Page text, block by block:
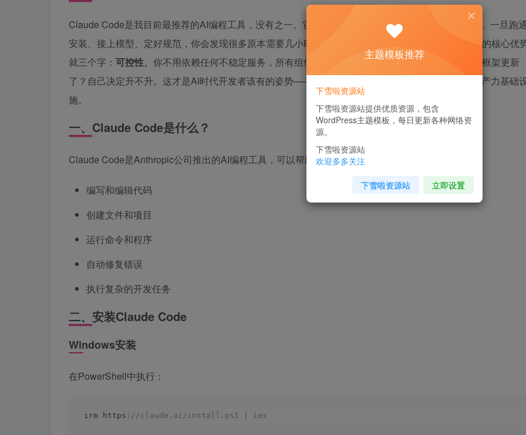
Claude Code是我目前最推荐的AI编程工具，没有之一。它可能不是最简单的，但绝对是上限最高的。一旦跑
安装、接上模型、定好规范，你会发现很多原本需要几小时的工作，现在几分钟就能搞定。这套方案的核心优
就三个字： 可控性。你不用依赖任何不稳定服务，所有组件都在自己手里。模型效果不好？换一个。框架更新
了？自己决定升不升。这才是AI时代开发者该有的姿势——不是被动等喂饭，而是主动搭建自己的生产力基础
施。
一、Claude Code是什么？
Claude Code是Anthropic公司推出的AI编程工具，可以帮助你：
编写和编辑代码
创建文件和项目
运行命令和程序
自动修复错误
执行复杂的开发任务
二、安装Claude Code
Windows安装
在PowerShell中执行：
irm https ://claude.ai/install.ps1 | iex
主题模板推荐
下雪啦资源站
下雪啦资源站提供优质资源，包含
WordPress主题模板，每日更新各种网络资
源。
下雪啦资源站
欢迎多多关注
下雪啦资源站 立即设置